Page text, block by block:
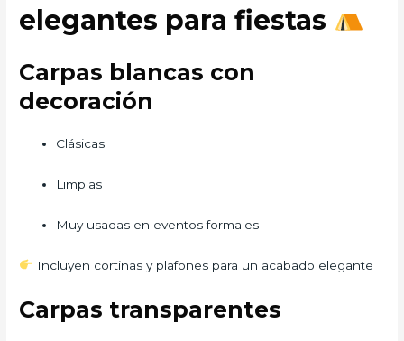
elegantes para fiestas
Carpas blancas con
decoración
Clásicas
Limpias
Muy usadas en eventos formales
Incluyen cortinas y plafones para un acabado elegante
Carpas transparentes